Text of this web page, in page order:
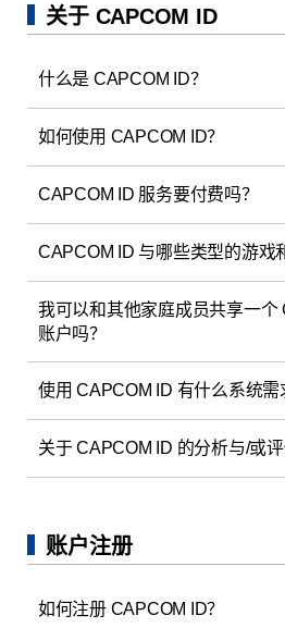
关于 CAPCOM ID
什么是 CAPCOM ID？
如何使用 CAPCOM ID？
CAPCOM ID 服务要付费吗？
CAPCOM ID 与哪些类型的游戏
我可以和其他家庭成员共享一个
账户吗？
使用 CAPCOM ID 有什么系统需
关于 CAPCOM ID 的分析与/或
账户注册
如何注册 CAPCOM ID？